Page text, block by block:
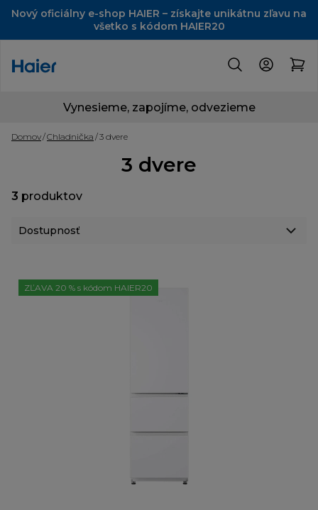
Nový oficiálny e-shop HAIER – získajte unikátnu zľavu na
všetko s kódom HAIER20
Vynesieme, zapojíme, odvezieme
Domov Chladnička 3 dvere
3 dvere
3 produktov
ZĽAVA 20 % s kódom HAIER20